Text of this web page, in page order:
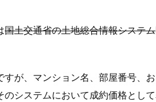
国土交通省の土地総合情報システム
すが、マンション名、部屋番号、
システムにおいて成約価格とし